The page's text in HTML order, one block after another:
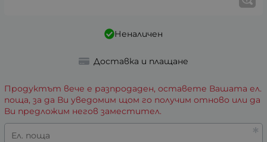
Неналичен
Доставка и плащане
Продуктът вече е разпродаден, оставете Вашата ел.
поща, за да Ви уведомим щом го получим отново или да
Ви предложим негов заместител.
Ел. поща